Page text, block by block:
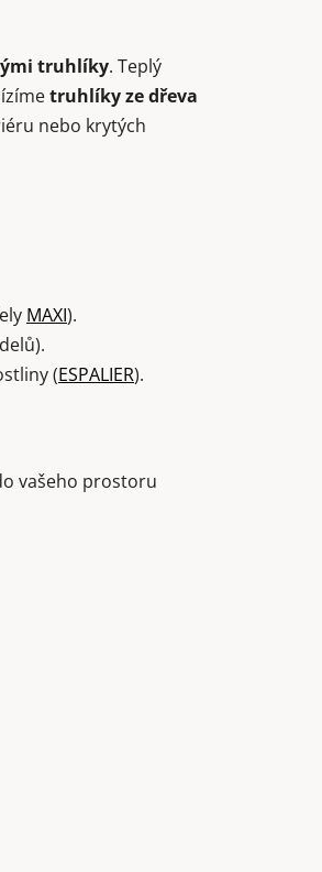
truhlíky. Teplý
truhlíky ze dřeva
nebo krytých
MAXI).
(ESPALIER).
vašeho prostoru